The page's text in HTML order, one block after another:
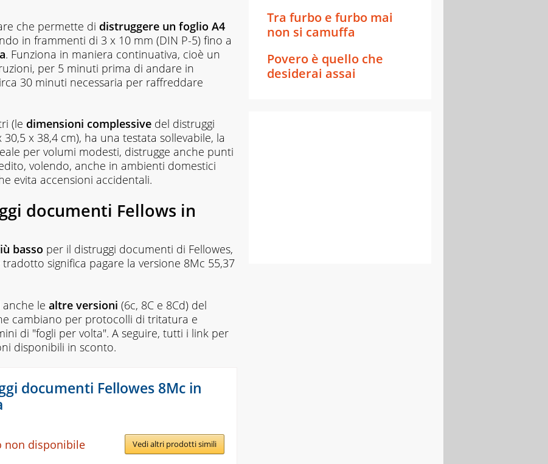
che permette di distruggere un foglio A4
in frammenti di 3 x 10 mm (DIN P-5) fino a
. Funziona in maniera continuativa, cioè un
per 5 minuti prima di andare in
30 minuti necessaria per raffreddare
(le dimensioni complessive del distruggi
x 38,4 cm), ha una testata sollevabile, la
per volumi modesti, distrugge anche punti
volendo, anche in ambienti domestici
evita accensioni accidentali.
documenti Fellows in
basso per il distruggi documenti di Fellowes,
significa pagare la versione 8Mc 55,37
le altre versioni (6c, 8C e 8Cd) del
cambiano per protocolli di tritatura e
di "fogli per volta". A seguire, tutti i link per
disponibili in sconto.
documenti Fellowes 8Mc in
non disponibile Vedi altri prodotti simili
Tra furbo e furbo mai
non si camuffa
Povero è quello che
desiderai assai